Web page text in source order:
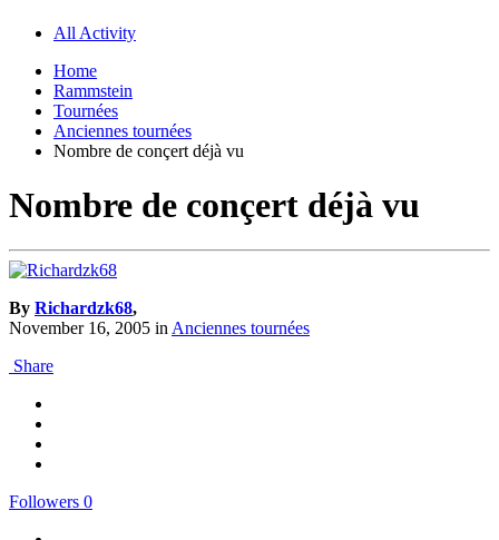
All Activity
Home
Rammstein
Tournées
Anciennes tournées
Nombre de conçert déjà vu
Nombre de conçert déjà vu
By Richardzk68,
November 16, 2005 inAnciennes tournées
Share
Followers 0